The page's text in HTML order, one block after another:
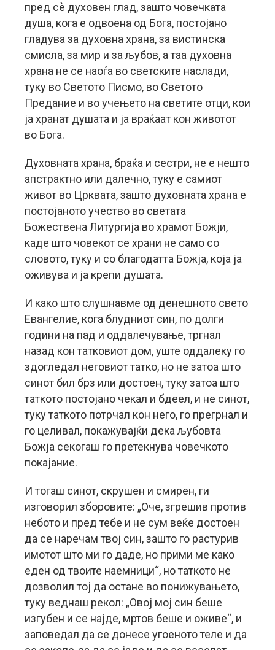
пред сè духовен глад, зашто човечката
душа, кога е одвоена од Бога, постојано
гладува за духовна храна, за вистинска
смисла, за мир и за љубов, а таа духовна
храна не се наоѓа во светските наслади,
туку во Светото Писмо, во Светото
Предание и во учењето на светите отци, кои
ја хранат душата и ја враќаат кон животот
во Бога.
Духовната храна, браќа и сестри, не е нешто
апстрактно или далечно, туку е самиот
живот во Црквата, зашто духовната храна е
постојаното учество во светата
Божествена Литургија во храмот Божји,
каде што човекот се храни не само со
словото, туку и со благодатта Божја, која ја
оживува и ја крепи душата.
И како што слушнавме од денешното свето
Евангелие, кога блудниот син, по долги
години на пад и оддалечување, тргнал
назад кон татковиот дом, уште оддалеку го
здогледал неговиот татко, но не затоа што
синот бил брз или достоен, туку затоа што
таткото постојано чекал и бдеел, и не синот,
туку таткото потрчал кон него, го прегрнал и
го целивал, покажувајќи дека љубовта
Божја секогаш го претекнува човечкото
покајание.
И тогаш синот, скрушен и смирен, ги
изговорил зборовите: „Оче, згрешив против
небото и пред тебе и не сум веќе достоен
да се наречам твој син, зашто го растурив
имотот што ми го даде, но прими ме како
еден од твоите наемници“, но таткото не
дозволил тој да остане во понижувањето,
туку веднаш рекол: „Овој мој син беше
изгубен и се најде, мртов беше и оживе“, и
заповедал да се донесе угоеното теле и да